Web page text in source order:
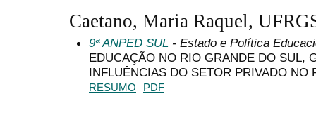
Caetano, Maria Raquel,
9ª ANPED SUL - Estado e Política
EDUCAÇÃO NO RIO GRANDE DO SUL,
INFLUÊNCIAS DO SETOR PRIVADO NO
RESUMO PDF